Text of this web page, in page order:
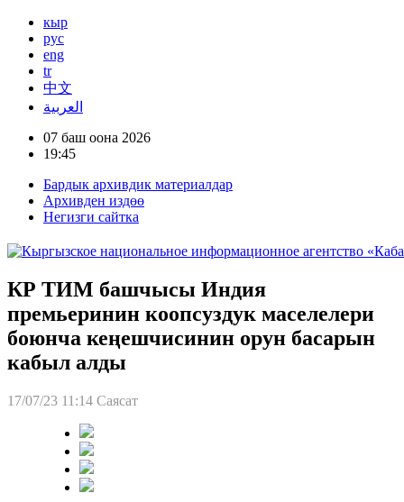
кыр
рус
eng
tr
中文
العربية
07 баш оона 2026
19:45
Бардык архивдик материалдар
Архивден издөө
Негизги сайтка
КР ТИМ башчысы Индия
премьеринин коопсуздук маселелери
боюнча кеңешчисинин орун басарын
кабыл алды
17/07/23 11:14 Саясат